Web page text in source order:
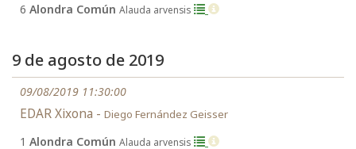
6 Alondra Común Alauda arvensis
9 de agosto de 2019
09/08/2019 11:30:00
EDAR Xixona - Diego Fernández Geisser
1 Alondra Común Alauda arvensis